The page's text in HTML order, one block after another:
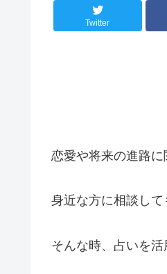
Twitter
恋愛や将来の進路に
身近な方に相談して
そんな時、占いを活